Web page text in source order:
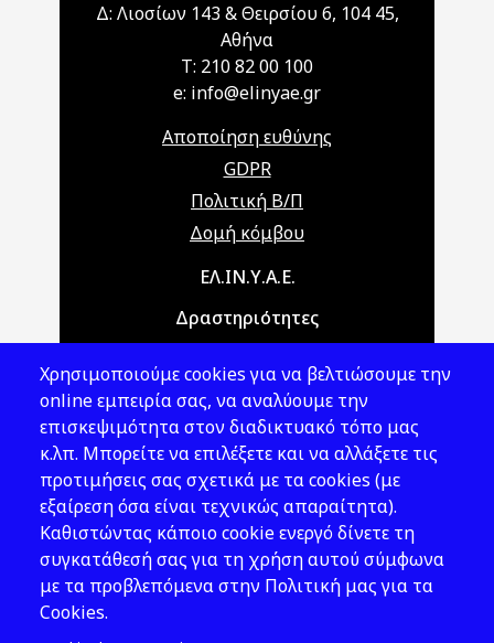
Δ: Λιοσίων 143 & Θειρσίου 6, 104 45,
Αθήνα
T: 210 82 00 100
e: info@elinyae.gr
Αποποίηση ευθύνης
GDPR
Πολιτική Β/Π
Δομή κόμβου
Main navigationΕΛ.ΙΝ.Υ.Α.Ε.
Δραστηριότητες
Νομοθεσία
Εκδόσεις
Νέα - Εκδηλώσεις
Ακολουθήστε μας
Χρησιμοποιούμε cookies για να βελτιώσουμε την
online εμπειρία σας, να αναλύουμε την
επισκεψιμότητα στον διαδικτυακό τόπο μας
κ.λπ. Μπορείτε να επιλέξετε και να αλλάξετε τις
προτιμήσεις σας σχετικά με τα cookies (με
εξαίρεση όσα είναι τεχνικώς απαραίτητα).
Καθιστώντας κάποιο cookie ενεργό δίνετε τη
συγκατάθεσή σας για τη χρήση αυτού σύμφωνα
με τα προβλεπόμενα στην Πολιτική μας για τα
Cookies.